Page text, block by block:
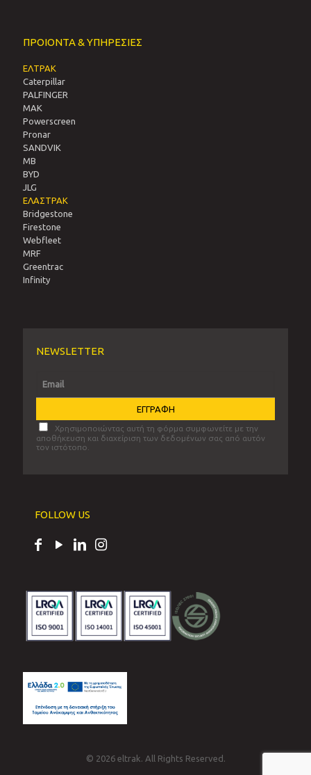
ΠΡΟΙΟΝΤΑ & ΥΠΗΡΕΣΙΕΣ
ΕΛΤΡΑΚ
Caterpillar
PALFINGER
MAK
Powerscreen
Pronar
SANDVIΚ
MB
BYD
JLG
ΕΛΑΣΤΡΑΚ
Bridgestone
Firestone
Webfleet
MRF
Greentrac
Infinity
NEWSLETTER
Χρησιμοποιώντας αυτή τη φόρμα συμφωνείτε με την
αποθήκευση και διαχείριση των δεδομένων σας από αυτόν
τον ιστότοπο.
FOLLOW US
© 2026 eltrak. All Rights Reserved.